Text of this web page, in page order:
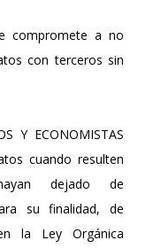
compromete a no
con terceros sin
Y ECONOMISTAS
cuando resulten
dejado de
su finalidad, de
la Ley Orgánica